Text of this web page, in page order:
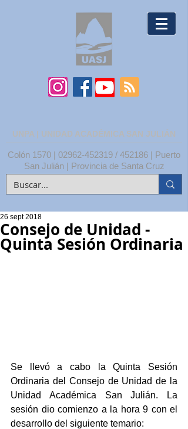
UNPA | UNIDAD ACADÉMICA SAN JULIÁN
Colón 1570 | 02962-452319 / 452186 | Puerto
San Julián | Provincia de Santa Cruz
Consejo de Unidad -
Quinta Sesión Ordinaria
26 sept 2018
Se llevó a cabo la Quinta Sesión
Ordinaria del Consejo de Unidad de la
Unidad Académica San Julián. La
sesión dio comienzo a la hora 9 con el
desarrollo del siguiente temario: